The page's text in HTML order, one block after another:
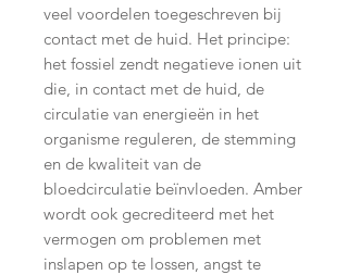
veel voordelen toegeschreven bij
contact met de huid. Het principe:
het fossiel zendt negatieve ionen uit
die, in contact met de huid, de
circulatie van energieën in het
organisme reguleren, de stemming
en de kwaliteit van de
bloedcirculatie beïnvloeden. Amber
wordt ook gecrediteerd met het
vermogen om problemen met
inslapen op te lossen, angst te